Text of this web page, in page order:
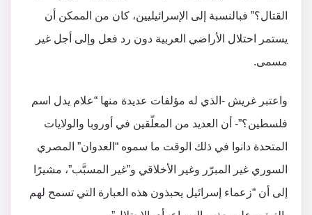
القتال؟” فبالنسبة إلى الإسرائيليين، كان من الممكن أن
يستمر احتلال الأراضي العربية دون رد فعل وإلى أجل غير
مسمى.
واعتبر غريش -الذي له مؤلفات عديدة منها “علام يدل اسم
فلسطين؟”- أن العديد من المعلّقين في أوروبا والولايات
المتحدة دانوا في ذلك الوقت ما سموه “العدوان” المصري
السوري غير المبرّر وغير الأخلاقي و”غير المسبَّب”، مشيرًا
إلى أن “زعماء إسرائيل يحبذون هذه العبارة التي تسمح لهم